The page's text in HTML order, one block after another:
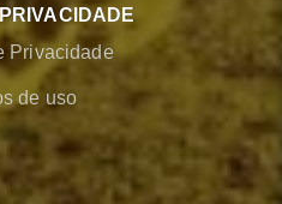
Privacidade
de uso